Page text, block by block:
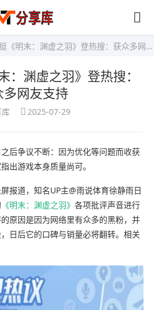
明末：渊虚之羽》登热搜：获众多网友支持
：渊虚之羽》登热搜：
多网友支持
2025-07-29
后争议不断：因为优化等问题而收获
出游戏本身质量尚可。
报道，知名UP主@雨说体育徐静雨日
《明末：渊虚之羽》 各项批评声音进行
原因是因为网络里有众多的黑粉，并
日后它的口碑与销量必将翻转。相关